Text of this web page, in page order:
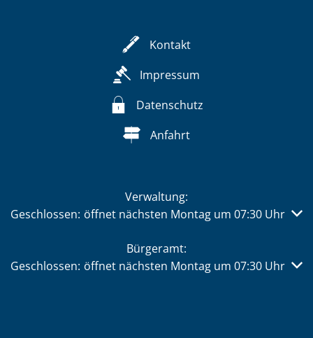
Kontakt
Impressum
Datenschutz
Anfahrt
Verwaltung:
Klicken, um weitere Öffnungs- oder Schließzeiten
Geschlossen: öffnet nächsten Montag um 07:30 Uhr
Bürgeramt:
Klicken, um weitere Öffnungs- oder Schließzeiten
Geschlossen: öffnet nächsten Montag um 07:30 Uhr